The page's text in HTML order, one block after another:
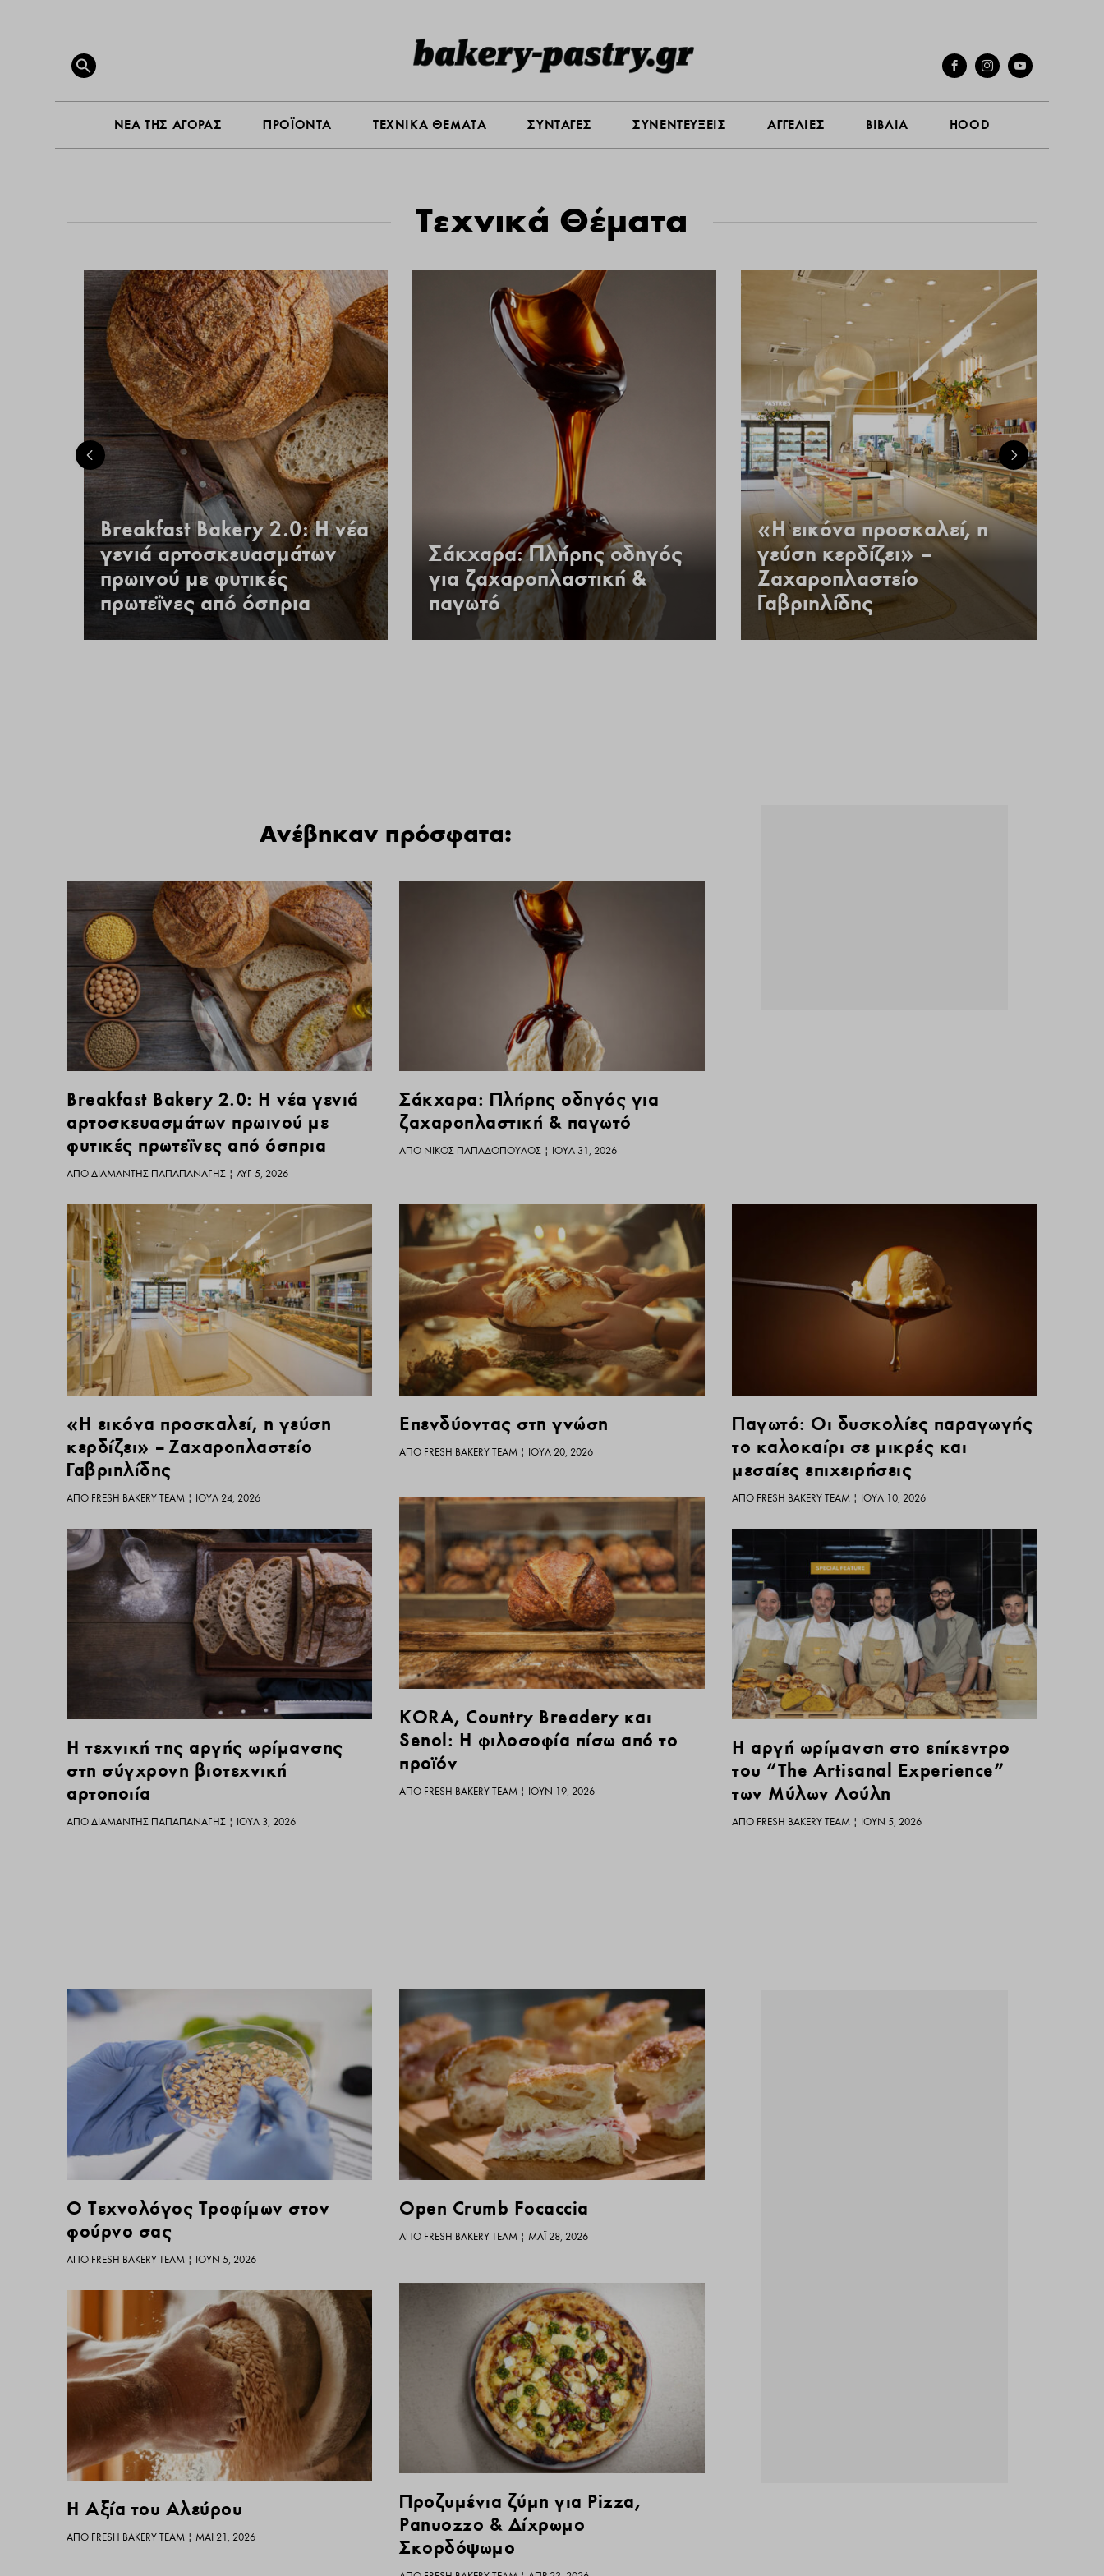
Search
for:
SEARCH BUTTON
ΝΕΑ ΤΗΣ ΑΓΟΡΑΣ ΠΡΟΪΟΝΤΑ ΤΕΧΝΙΚΑ ΘΕΜΑΤΑ ΣΥΝΤΑΓΕΣ ΣΥΝΕΝΤΕΥΞΕΙΣ ΑΓΓΕΛΙΕΣ ΒΙΒΛΙΑ HOOD
Τεχνικά Θέματα
Breakfast Bakery 2.0: Η νέα
γενιά αρτοσκευασμάτων
πρωινού με φυτικές
πρωτεΐνες από όσπρια
Σάκχαρα: Πλήρης οδηγός
για ζαχαροπλαστική &
παγωτό
«Η εικόνα προσκαλεί, η
γεύση κερδίζει» –
Ζαχαροπλαστείο
Γαβριηλίδης
Ανέβηκαν πρόσφατα:
Breakfast Bakery 2.0: Η νέα γενιά
αρτοσκευασμάτων πρωινού με
φυτικές πρωτεΐνες από όσπρια
ΑΠΌ ΔΙΑΜΑΝΤΉΣ ΠΑΠΑΠΑΝΑΓΉΣ | ΑΥΓ 5, 2026
Σάκχαρα: Πλήρης οδηγός για
ζαχαροπλαστική & παγωτό
ΑΠΌ ΝΊΚΟΣ ΠΑΠΑΔΌΠΟΥΛΟΣ | ΙΟΎΛ 31, 2026
«Η εικόνα προσκαλεί, η γεύση
κερδίζει» – Ζαχαροπλαστείο
Γαβριηλίδης
ΑΠΌ FRESH BAKERY TEAM | ΙΟΎΛ 24, 2026
Η τεχνική της αργής ωρίμανσης
στη σύγχρονη βιοτεχνική
αρτοποιία
ΑΠΌ ΔΙΑΜΑΝΤΉΣ ΠΑΠΑΠΑΝΑΓΉΣ | ΙΟΎΛ 3, 2026
Επενδύοντας στη γνώση
ΑΠΌ FRESH BAKERY TEAM | ΙΟΎΛ 20, 2026
KORA, Country Breadery και
Senol: Η φιλοσοφία πίσω από το
προϊόν
ΑΠΌ FRESH BAKERY TEAM | ΙΟΎΝ 19, 2026
Παγωτό: Οι δυσκολίες παραγωγής
το καλοκαίρι σε μικρές και
μεσαίες επιχειρήσεις
ΑΠΌ FRESH BAKERY TEAM | ΙΟΎΛ 10, 2026
Η αργή ωρίμανση στο επίκεντρο
του “The Artisanal Experience”
των Μύλων Λούλη
ΑΠΌ FRESH BAKERY TEAM | ΙΟΎΝ 5, 2026
Ο Τεχνολόγος Τροφίμων στον
φούρνο σας
ΑΠΌ FRESH BAKERY TEAM | ΙΟΎΝ 5, 2026
Η Αξία του Αλεύρου
ΑΠΌ FRESH BAKERY TEAM | ΜΆΙ 21, 2026
Open Crumb Focaccia
ΑΠΌ FRESH BAKERY TEAM | ΜΆΙ 28, 2026
Προζυμένια ζύμη για Pizza,
Panuozzo & Δίχρωμο
Σκορδόψωμο